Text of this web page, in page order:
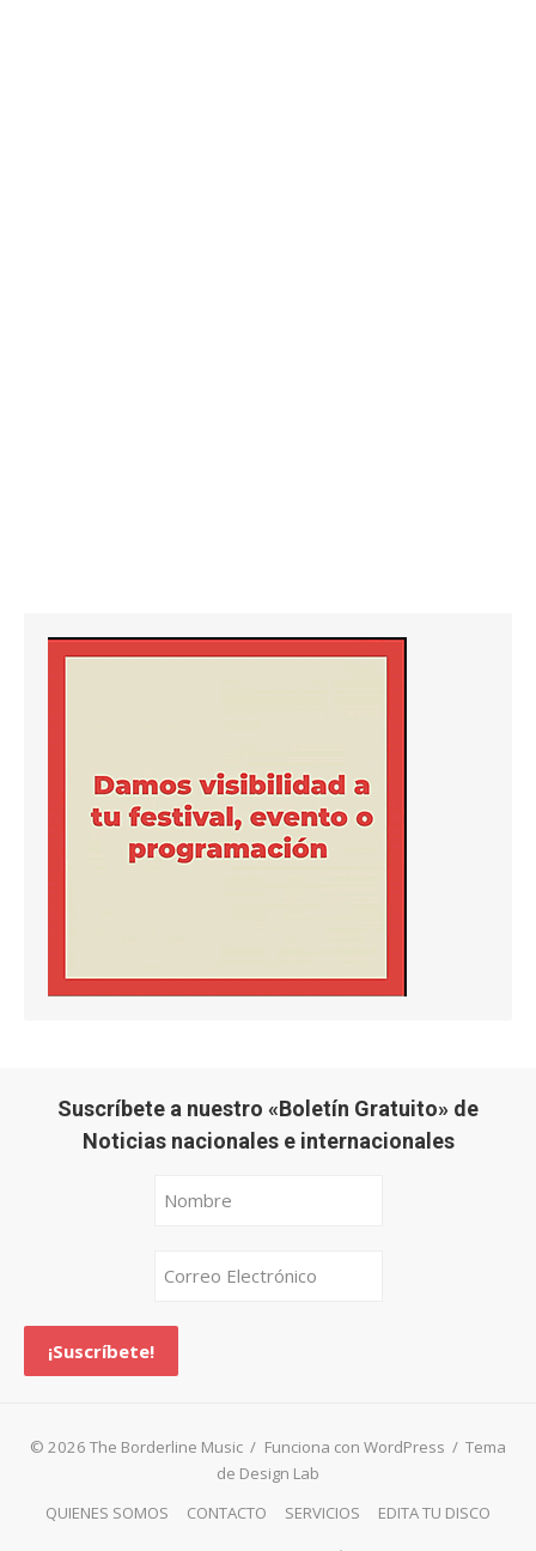
Suscríbete a nuestro «Boletín Gratuito» de
Noticias nacionales e internacionales
© 2026 The Borderline Music / Funciona con WordPress / Tema
de Design Lab
QUIENES SOMOS
CONTACTO SERVICIOS EDITA TU DISCO